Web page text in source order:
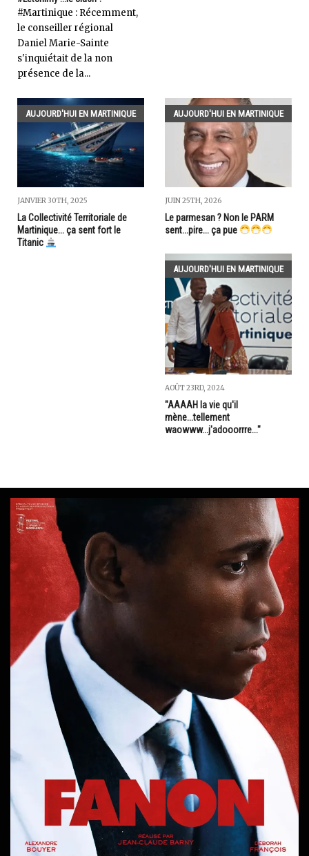
#Martinique : Récemment,
le conseiller régional
Daniel Marie-Sainte
s'inquiétait de la non
présence de la...
AUJOURD'HUI EN MARTINIQUE
JANVIER 30TH, 2025
La Collectivité Territoriale de
Martinique... ça sent fort le
Titanic
AUJOURD'HUI EN MARTINIQUE
JUIN 25TH, 2026
Le parmesan ? Non le PARM
sent...pire... ça pue
AUJOURD'HUI EN MARTINIQUE
AOÛT 23RD, 2024
"AAAAH la vie qu'il
mène...tellement
waowww...j'adooorrre..."